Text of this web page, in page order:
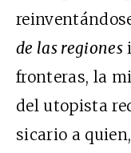
de las regiones
fronteras, la
del utopista
sicario a